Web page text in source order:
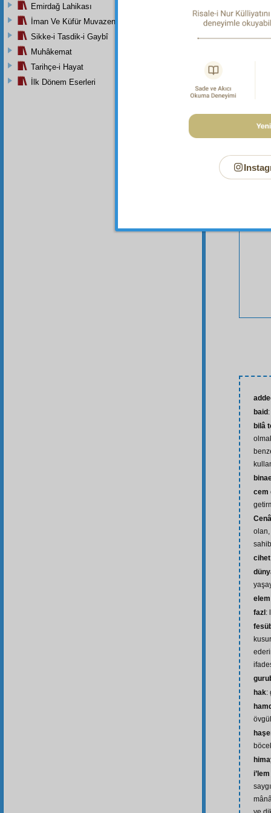
Bu
baid
bilâ
cem
olan,
cihet
elem
fazl :
hak:
Emirdağ Lahikası
İman Ve Küfür Muvazeneleri
Sikke-i Tasdik-i Gaybî
Muhâkemat
Tarihçe-i Hayat
İlk Dönem Eserleri